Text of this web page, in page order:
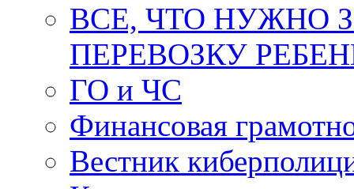
ВСЕ, ЧТО НУЖНО
ПЕРЕВОЗКУ
ГО и ЧС
Финансовая
Вестник